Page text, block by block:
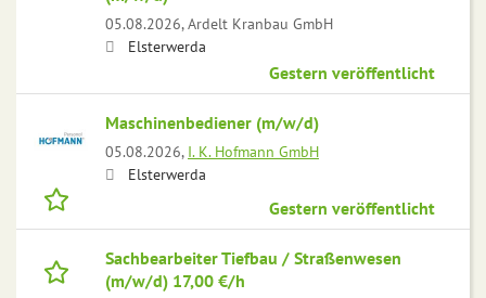
05.08.2026,Ardelt Kranbau GmbH
Elsterwerda
Gestern veröffentlicht
Maschinenbediener (m/w/d)
05.08.2026, I. K. Hofmann GmbH
Elsterwerda
Gestern veröffentlicht
Sachbearbeiter Tiefbau / Straßenwesen
(m/w/d) 17,00 €/h